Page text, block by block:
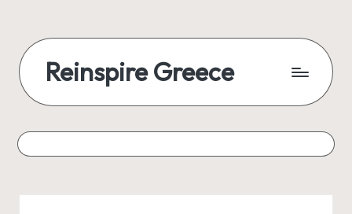
Reinspire Greece